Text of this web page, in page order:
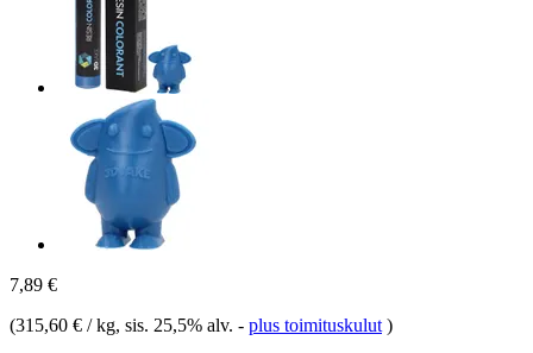
7,89 €
(315,60 € / kg, sis. 25,5% alv. - plus toimituskulut )